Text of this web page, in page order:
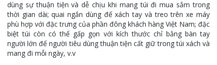
dùng sự thuận tiện và dễ chịu khi mang túi đi mua sắm trong
thời gian dài; quai ngắn dùng để xách tay và treo trên xe máy
phù hợp với đặc trưng của phần đông khách hàng Việt Nam; đặc
biệt túi còn có thể gấp gọn với kích thước chỉ bằng bàn tay
người lớn để người tiêu dùng thuận tiện cất giữ trong túi xách và
mang đi mỗi ngày, v.v